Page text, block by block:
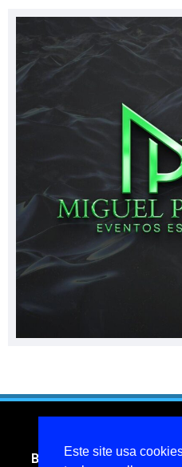
Blog do jornalista Miguel
Este site usa